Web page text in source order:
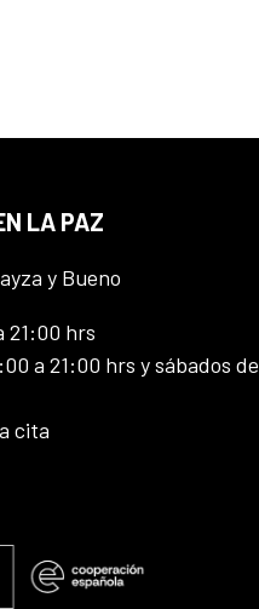
LA PAZ
y Bueno
21:00 hrs
a 21:00 hrs y sábados de
cita